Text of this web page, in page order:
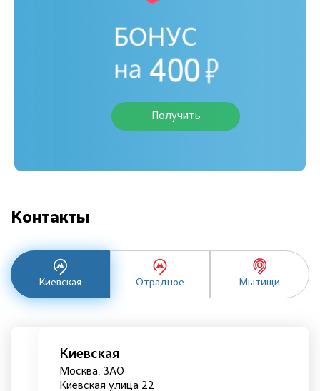
Получить
Контакты
Киевская Отрадное Мытищи
Киевская
Москва, ЗАО
Киевская улица 22